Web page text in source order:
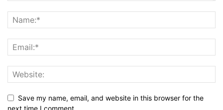
Save my name, email, and website in this browser for the
next time I comment.